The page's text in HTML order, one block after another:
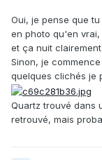
Oui, je pense que
en photo qu'en
et ça nuit
Sinon, je
quelques clichés je
Quartz trouvé dans
retrouvé, mais